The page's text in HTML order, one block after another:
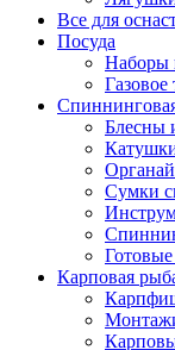
Все для
Посуда
Наборы
Газовое
Блесны
Сумки
Карповая